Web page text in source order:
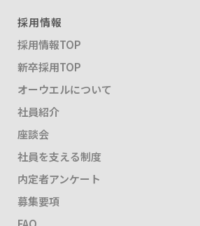
採用情報
採用情報TOP
新卒採用TOP
オーウエルについて
社員紹介
座談会
社員を支える制度
内定者アンケート
募集要項